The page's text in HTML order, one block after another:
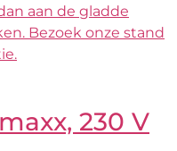
aan de gladde
Bezoek onze stand
230 V